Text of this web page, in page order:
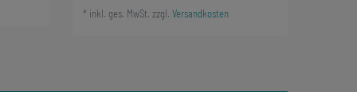
* inkl. ges. MwSt. zzgl. Versandkosten